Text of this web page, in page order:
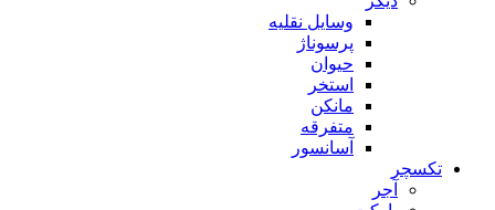
وسایل نقلیه
پرسوناژ
حیوان
استخر
مانکن
متفرقه
آسانسور
تکسچر
آجر